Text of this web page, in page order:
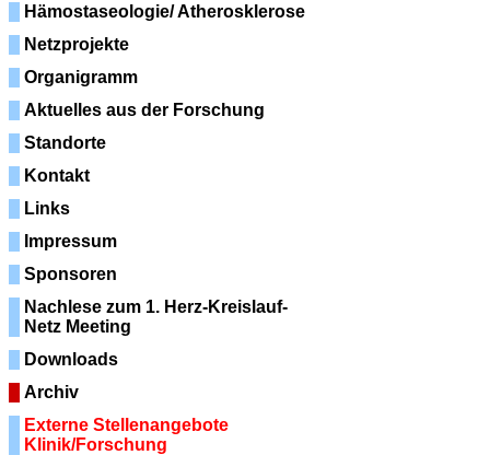
Hämostaseologie/ Atherosklerose
Netzprojekte
Organigramm
Aktuelles aus der Forschung
Standorte
Kontakt
Links
Impressum
Sponsoren
Nachlese zum 1. Herz-Kreislauf-
Netz Meeting
Downloads
Archiv
Externe Stellenangebote
Klinik/Forschung